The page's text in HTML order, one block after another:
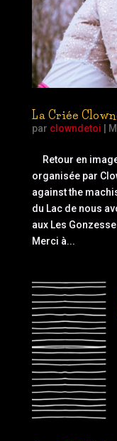
La Criée
par clowndetoi
Retour en
organisée par
against the
du Lac de nous
aux Les
Merci à...